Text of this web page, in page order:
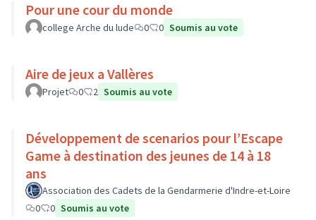
Pour une cour du monde
college Arche du lude 0 0 Soumis au vote
Aire de jeux a Vallères
Projet 0 2 Soumis au vote
Développement de scenarios pour l’Escape
Game à destination des jeunes de 14 à 18
ans
Association des Cadets de la Gendarmerie d'Indre-et-Loire
0
0 Soumis au vote